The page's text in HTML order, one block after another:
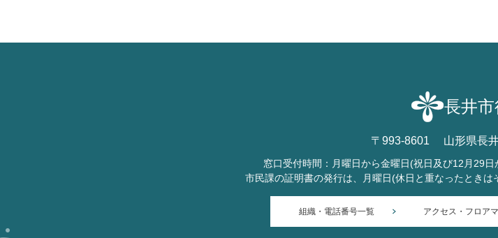
長井市
〒993-8601 山形県長
窓口受付時間：月曜日から金曜日(祝日及び12月29日
市民課の証明書の発行は、月曜日(休日と重なったときは
組織・電話番号一覧 アクセス・フロア